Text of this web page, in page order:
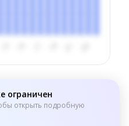
ограничен
открыть подробную